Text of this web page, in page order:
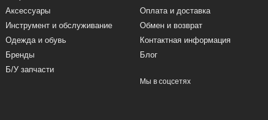
Аксессуары
Инструмент и обслуживание
Одежда и обувь
Бренды
Б/У запчасти
Оплата и доставка
Обмен и возврат
Контактная информация
Блог
Мы в соцсетях